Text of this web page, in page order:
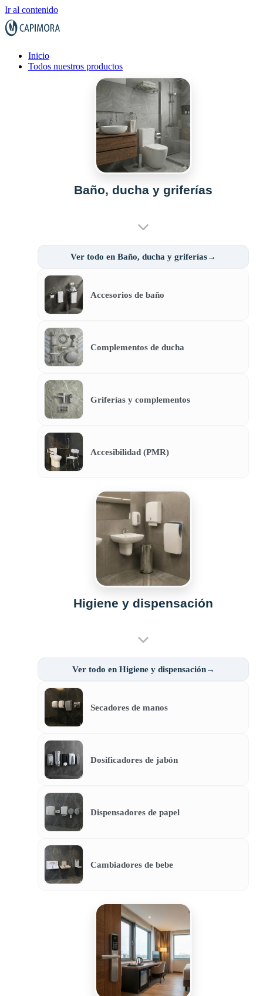
Ir al contenido
Inicio
Todos nuestros productos
Baño, ducha y griferías
Ver todo en Baño, ducha y griferías→
Accesorios de baño
Complementos de ducha
Griferías y complementos
Accesibilidad (PMR)
Higiene y dispensación
Ver todo en Higiene y dispensación→
Secadores de manos
Dosificadores de jabón
Dispensadores de papel
Cambiadores de bebe